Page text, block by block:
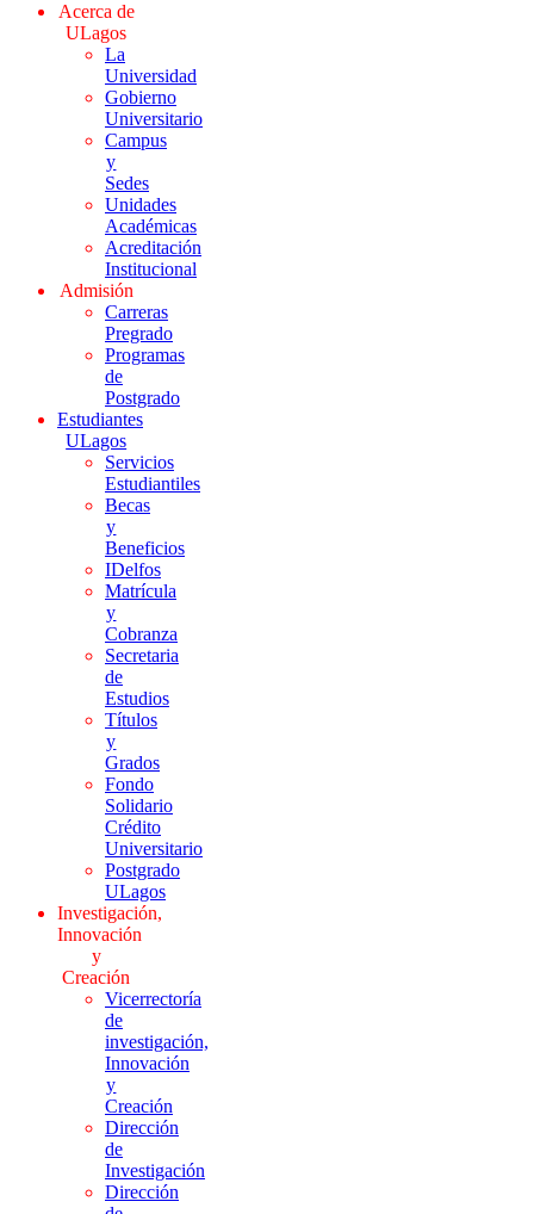
Acerca de
ULagos
La
Universidad
Gobierno
Universitario
Campus
y
Sedes
Unidades
Académicas
Acreditación
Institucional
Admisión
Carreras
Pregrado
Programas
de
Postgrado
Estudiantes
ULagos
Servicios
Estudiantiles
Becas
y
Beneficios
IDelfos
Matrícula
y
Cobranza
Secretaria
de
Estudios
Títulos
y
Grados
Fondo
Solidario
Crédito
Universitario
Postgrado
ULagos
Investigación,
Innovación
y
Creación
Vicerrectoría
de
investigación,
Innovación
y
Creación
Dirección
de
Investigación
Dirección